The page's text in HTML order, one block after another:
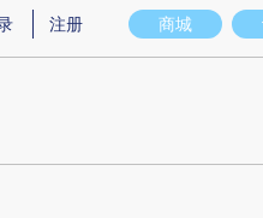
意图存在偏差。不代表财新观点和
商城
注册